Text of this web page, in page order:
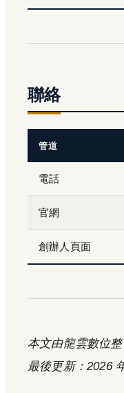
聯絡
管道
電話
官網
創辦人頁面
本文由龍雲數位整
最後更新：2026